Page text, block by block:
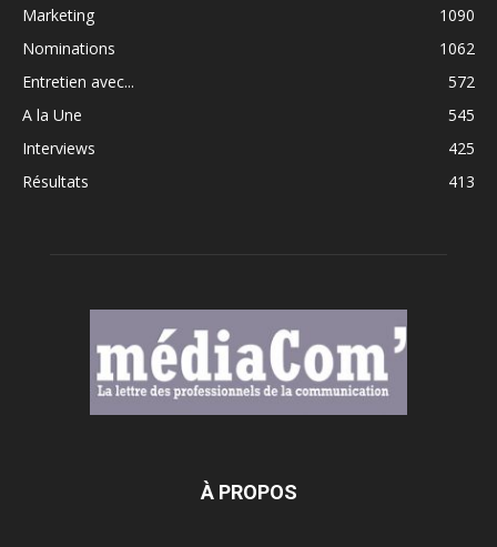
Marketing
1090
Nominations
1062
Entretien avec...
572
A la Une
545
Interviews
425
Résultats
413
À PROPOS